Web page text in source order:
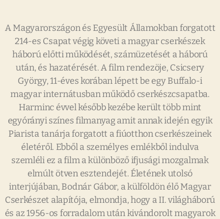
A Magyarországon és Egyesült Államokban forgatott
214-es Csapat végig követi a magyar cserkészek
háború előtti működését, számüzetését a háború
után, és hazatérését. A film rendezöje, Csicsery
György, 11-éves korában lépett be egy Buffalo-i
magyar internátusban működő cserkészcsapatba.
Harminc évvel később kezébe került több mint
egyórányi színes filmanyag amit annak idején egyik
Piarista tanárja forgatott a fiúotthon cserkészeinek
életéről. Ebből a személyes emlékből indulva
szemléli ez a film a különböző ifjusági mozgalmak
elmúlt ötven esztendejét. Életének utolsó
interjújában, Bodnár Gábor, a külföldön élő Magyar
Cserkészet alapítója, elmondja, hogy a II. világháború
és az 1956-os forradalom után kivándorolt magyarok